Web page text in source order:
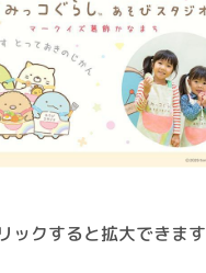
ックすると拡大できます